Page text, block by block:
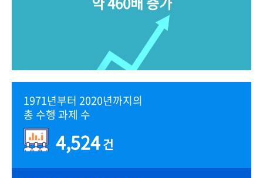
1971년부터 2020년까지의
총 수행 과제 수
4,524건